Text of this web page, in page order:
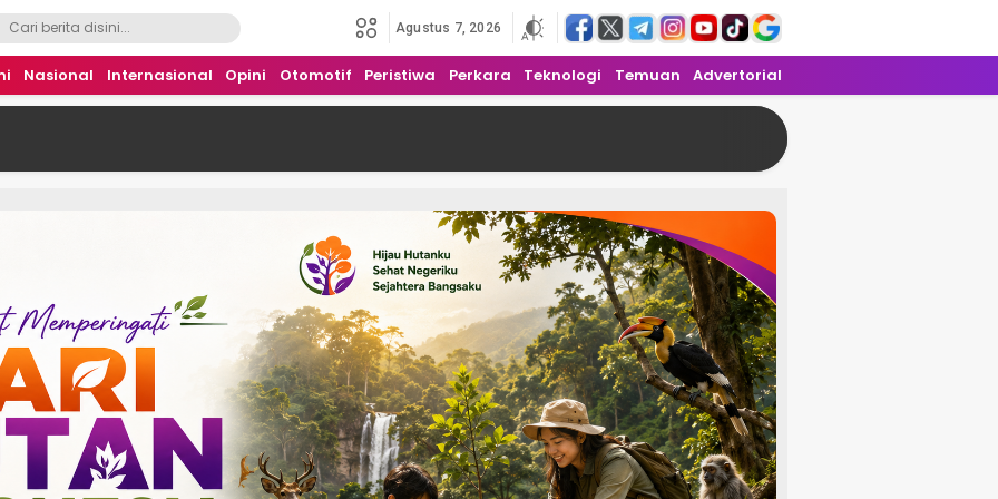
Agustus 7, 2026
Nasional Internasional Opini Otomotif Peristiwa Perkara Teknologi Temuan Advertorial